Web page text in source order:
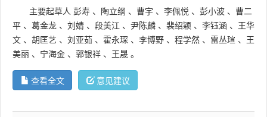
主要起草人 彭寿 、 陶立纲 、 曹宇 、 李佩悦 、 彭小波 、 曹二
平 、 葛金龙 、 刘婧 、 段美江 、 尹陈麟 、 裴绍颖 、 李钰涵 、 王华
文 、 胡匡艺 、 刘亚茹 、 霍永琛 、 李博野 、 程学然 、 雷丛瑄 、 王
美丽 、 宁海金 、 郭银祥 、 王晟 。
查看全文 意见建议